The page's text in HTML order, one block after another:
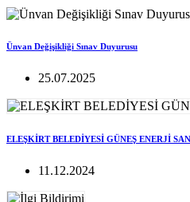
Ünvan Değişikliği Sınav Duyurusu
25.07.2025
ELEŞKİRT BELEDİYESİ GÜNEŞ ENERJİ
11.12.2024